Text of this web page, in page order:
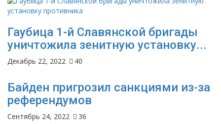
Гаубица 1-й Славянской бригады
уничтожила зенитную установку...
Декабрь 22, 2022 40
Байден пригрозил санкциями из-за
референдумов
Сентябрь 24, 2022 36